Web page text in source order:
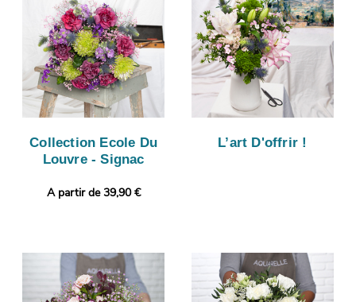
Collection Ecole Du
Louvre - Signac
A partir de 39,90 €
L’art D'offrir !